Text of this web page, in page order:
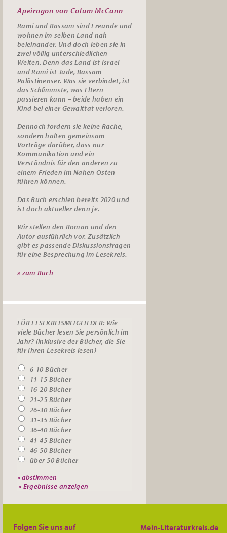
Apeirogon von Colum McCann
Rami und Bassam sind Freunde und
wohnen im selben Land nah
beieinander. Und doch leben sie in
zwei völlig unterschiedlichen
Welten. Denn das Land ist Israel
und Rami ist Jude, Bassam
Palästinenser. Was sie verbindet, ist
das Schlimmste, was Eltern
passieren kann – beide haben ein
Kind bei einer Gewalttat verloren.
Dennoch fordern sie keine Rache,
sondern halten gemeinsam
Vorträge darüber, dass nur
Kommunikation und ein
Verständnis für den anderen zu
einem Frieden im Nahen Osten
führen können.
Das Buch erschien bereits 2020 und
ist doch aktueller denn je.
Wir stellen den Roman und den
Autor ausführlich vor. Zusätzlich
gibt es passendeDiskussionsfragen
für eine Besprechung im Lesekreis.
» zum Buch
FÜR LESEKREISMITGLIEDER: Wie
viele Bücher lesen Sie persönlich im
Jahr? (inklusive der Bücher, die Sie
für Ihren Lesekreis lesen)
6-10 Bücher
11-15 Bücher
16-20 Bücher
21-25 Bücher
26-30 Bücher
31-35 Bücher
36-40 Bücher
41-45 Bücher
46-50 Bücher
über 50 Bücher
» Ergebnisse anzeigen
Folgen Sie uns auf